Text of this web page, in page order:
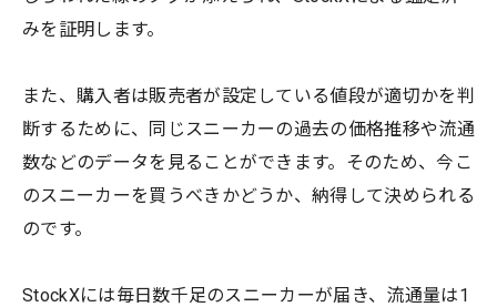
みを証明します。
また、購入者は販売者が設定している値段が適切かを判
断するために、同じスニーカーの過去の価格推移や流通
数などのデータを見ることができます。そのため、今こ
のスニーカーを買うべきかどうか、納得して決められる
のです。
StockXには毎日数千足のスニーカーが届き、流通量は1